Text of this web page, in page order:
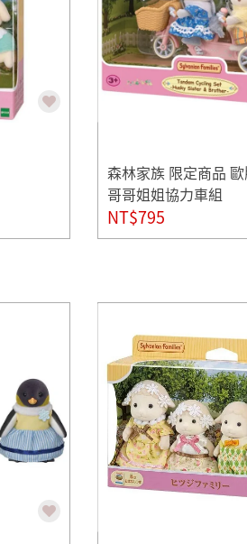
森林家族 限定商品
哥哥姐姐協力車組
NT$795